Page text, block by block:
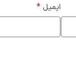
ایمیل *